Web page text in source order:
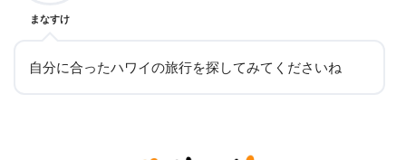
まなすけ
自分に合ったハワイの旅行を探してみてくださいね